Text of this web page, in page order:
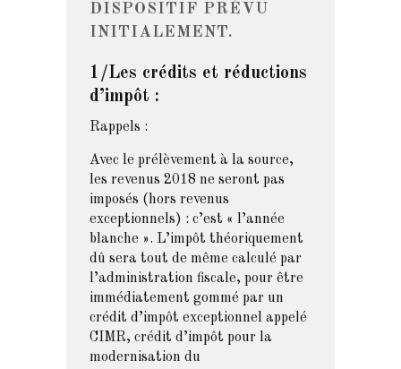
DISPOSITIF PRÉVU
INITIALEMENT.
1/Les crédits et réductions
d’impôt :
Rappels :
Avec le prélèvement à la source,
les revenus 2018 ne seront pas
imposés (hors revenus
exceptionnels) : c’est « l’année
blanche ». L’impôt théoriquement
dû sera tout de même calculé par
l’administration fiscale, pour être
immédiatement gommé par un
crédit d’impôt exceptionnel appelé
CIMR, crédit d’impôt pour la
modernisation du